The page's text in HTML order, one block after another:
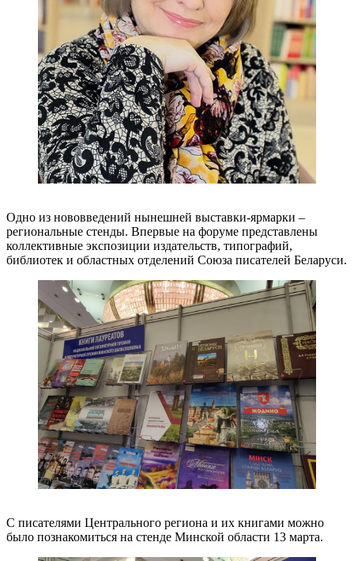
Одно из нововведений нынешней выставки-ярмарки –
региональные стенды. Впервые на форуме представлены
коллективные экспозиции издательств, типографий,
библиотек и областных отделений Союза писателей Беларуси.
С писателями Центрального региона и их книгами можно
было познакомиться на стенде Минской области 13 марта.